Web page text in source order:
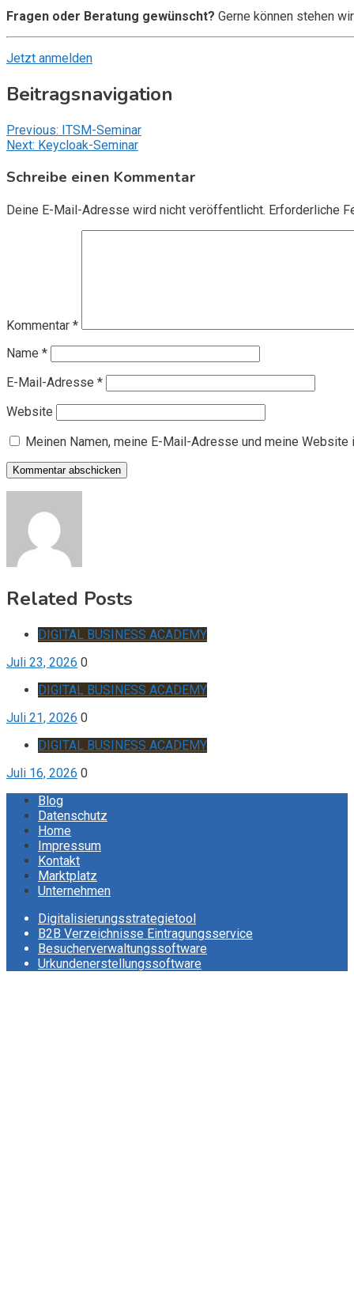
Fragen oder Beratung gewünscht? Gerne können stehen
Jetzt anmelden
Beitragsnavigation
Previous: ITSM-Seminar
Next: Keycloak-Seminar
Schreibe einen Kommentar
Deine E-Mail-Adresse wird nicht veröffentlicht. Erforderliche
Kommentar *
Name *
E-Mail-Adresse *
Website
Meinen Namen, meine E-Mail-Adresse und meine
Related Posts
DIGITAL BUSINESS ACADEMY
Juli 23, 2026 0
DIGITAL BUSINESS ACADEMY
Juli 21, 2026 0
DIGITAL BUSINESS ACADEMY
Juli 16, 2026 0
Blog
Datenschutz
Home
Impressum
Kontakt
Marktplatz
Unternehmen
Digitalisierungsstrategietool
B2B Verzeichnisse Eintragungsservice
Besucherverwaltungssoftware
Urkundenerstellungssoftware